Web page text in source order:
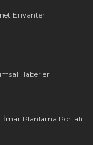
Envanteri
Haberler
İmar Planlama Portalı